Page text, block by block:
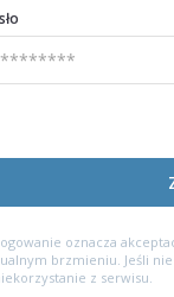
oznacza
brzmieniu. Jeśli
z serwisu.